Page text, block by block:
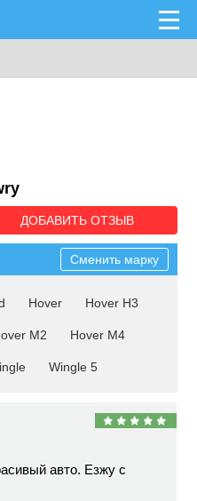
ДОБАВИТЬ ОТЗЫВ
Сменить марку
Hover Hover H3
M2 Hover M4
Wingle 5
авто. Езжу с